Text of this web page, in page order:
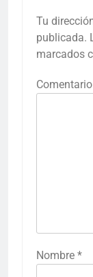
Tu
publicada.
marcados
Comentario
Nombre *